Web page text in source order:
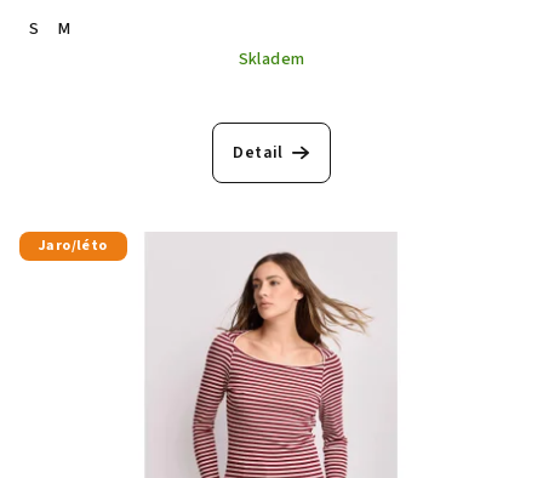
S
M
Skladem
Detail
Jaro/léto